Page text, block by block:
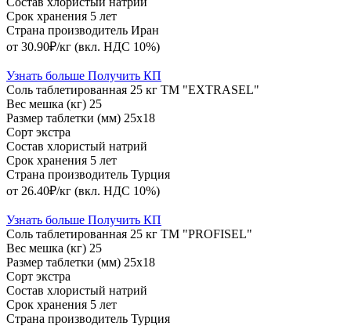
Срок хранения 5 лет
Страна производитель Иран
от 30.90₽/кг (вкл. НДС 10%)
Узнать больше Получить КП
Соль таблетированная 25 кг ТМ "EXTRASEL"
Вес мешка (кг) 25
Размер таблетки (мм) 25х18
Сорт экстра
Состав хлористый натрий
Срок хранения 5 лет
Страна производитель Турция
от 26.40₽/кг (вкл. НДС 10%)
Узнать больше Получить КП
Соль таблетированная 25 кг ТМ "PROFISEL"
Вес мешка (кг) 25
Размер таблетки (мм) 25х18
Сорт экстра
Состав хлористый натрий
Срок хранения 5 лет
Страна производитель Турция